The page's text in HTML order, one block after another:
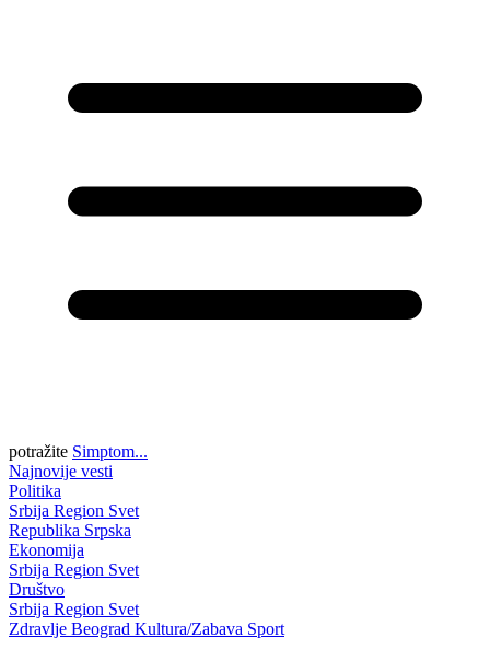
potražite Simptom...
Najnovije vesti
Politika
Srbija Region Svet
Republika Srpska
Ekonomija
Srbija Region Svet
Društvo
Srbija Region Svet
Zdravlje Beograd Kultura/Zabava Sport